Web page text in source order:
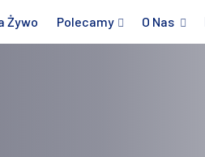
Żywo Polecamy O Nas